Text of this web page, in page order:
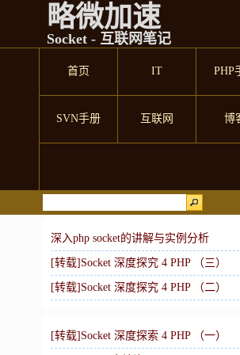
略微加速
Socket - 互联网笔记
首页 IT PHP
SVN手册 互联网 博
深入php socket的讲解与实例分析
[转载]Socket 深度探究 4 PHP （三）
[转载]Socket 深度探究 4 PHP （二）
[转载]Socket 深度探索 4 PHP （一）